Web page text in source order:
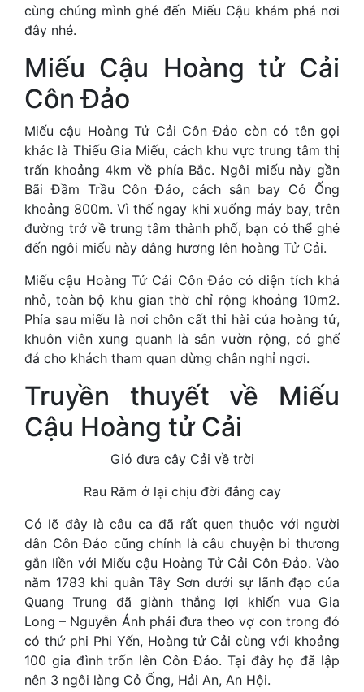
cùng chúng mình ghé đến Miếu Cậu khám phá nơi
đây nhé.
Miếu Cậu Hoàng tử Cải
Côn Đảo
Miếu cậu Hoàng Tử Cải Côn Đảo còn có tên gọi
khác là Thiếu Gia Miếu, cách khu vực trung tâm thị
trấn khoảng 4km về phía Bắc. Ngôi miếu này gần
Bãi Đầm Trầu Côn Đảo, cách sân bay Cỏ Ống
khoảng 800m. Vì thế ngay khi xuống máy bay, trên
đường trở về trung tâm thành phố, bạn có thể ghé
đến ngôi miếu này dâng hương lên hoàng Tử Cải.
Miếu cậu Hoàng Tử Cải Côn Đảo có diện tích khá
nhỏ, toàn bộ khu gian thờ chỉ rộng khoảng 10m2.
Phía sau miếu là nơi chôn cất thi hài của hoàng tử,
khuôn viên xung quanh là sân vườn rộng, có ghế
đá cho khách tham quan dừng chân nghỉ ngơi.
Truyền thuyết về Miếu
Cậu Hoàng tử Cải
Gió đưa cây Cải về trời
Rau Răm ở lại chịu đời đắng cay
Có lẽ đây là câu ca đã rất quen thuộc với người
dân Côn Đảo cũng chính là câu chuyện bi thương
gắn liền với Miếu cậu Hoàng Tử Cải Côn Đảo. Vào
năm 1783 khi quân Tây Sơn dưới sự lãnh đạo của
Quang Trung đã giành thắng lợi khiến vua Gia
Long – Nguyễn Ánh phải đưa theo vợ con trong đó
có thứ phi Phi Yến, Hoàng tử Cải cùng với khoảng
100 gia đình trốn lên Côn Đảo. Tại đây họ đã lập
nên 3 ngôi làng Cỏ Ống, Hải An, An Hội.